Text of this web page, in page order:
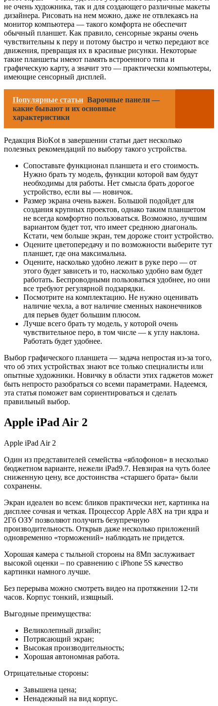
не очень художника, так и для создающего различные макеты
дизайнера. Рисовать на нем можно, даже не отвлекаясь на
монитор компьютера — такого комфорта не обеспечит
обычный планшет. Как правило, сенсорные экраны очень
чувствительны к перу и потому быстро и четко передают все
движения, превращая их в красивые рисунки. Некоторые
такие планшеты имеют память встроенного типа и
графическую карту, а значит это — практически компьютеры,
имеющие сенсорный дисплей.
Популярные статьи Варочные панели —
какие бывают и их основные
характеристики
Редакция BioKot в завершении статьи дает несколько
полезных рекомендаций по выбору такого устройства.
Сопоставьте функционал планшета и его стоимость.
Нужно брать ту модель, функции которой вам будут
необходимы для работы. Нет смысла брать дорогое
устройство, если вы — новичок.
Размер экрана очень важен. Большой подойдет для
создания крупных проектов, однако таким планшетом
не всегда комфортно пользоваться. Возможно, лучшим
вариантом будет тот, что имеет среднюю диагональ.
Кстати, чем больше экран, тем дороже стоит устройство.
Оцените цветопередачу и по возможности выберите тут
планшет, где она максимальна.
Оцените, насколько удобно лежит в руке перо — от
этого будет зависеть и то, насколько удобно вам будет
работать. Беспроводными пользоваться удобнее, но они
все требуют регулярной подзарядки.
Посмотрите на комплектацию. Не нужно оценивать
наличие чехла, а вот наличие сменных наконечников
для перьев будет большим плюсом.
Лучше всего брать ту модель, у которой очень
чувствительное перо, в том числе — к углу наклона.
Работать будет удобнее.
Выбор графического планшета — задача непростая из-за того,
что об этих устройствах знают все только специалисты или
опытные художники. Новичку в области этих гаджетов может
быть непросто разобраться со всеми параметрами. Надеемся,
эта статья поможет вам сориентироваться и сделать
правильный выбор.
Apple iPad Air 2
Apple iPad Air 2
Один из представителей семейства «яблофонов» в несколько
бюджетном варианте, нежели iPad9.7. Невзирая на чуть более
сниженную цену, все достоинства «старшего брата» были
сохранены.
Экран идеален во всем: бликов практически нет, картинка на
дисплее сочная и четкая. Процессор Apple A8X на три ядра и
2Гб ОЗУ позволяют получить безупречную
производительность. Открыв даже несколько приложений
одновременно «торможений» наблюдать не придется.
Хорошая камера с тыльной стороны на 8Мп заслуживает
высокой оценки – по сравнению с iPhone 5S качество
картинки намного лучше.
Без перерыва можно смотреть видео на протяжении 12-ти
часов. Корпус тонкий, изящный.
Выгодные преимущества:
Великолепный дизайн;
Потрясающий экран;
Высокая производительность;
Хорошая автономная работа.
Отрицательные стороны:
Завышена цена;
Ненадежный на вид корпус.